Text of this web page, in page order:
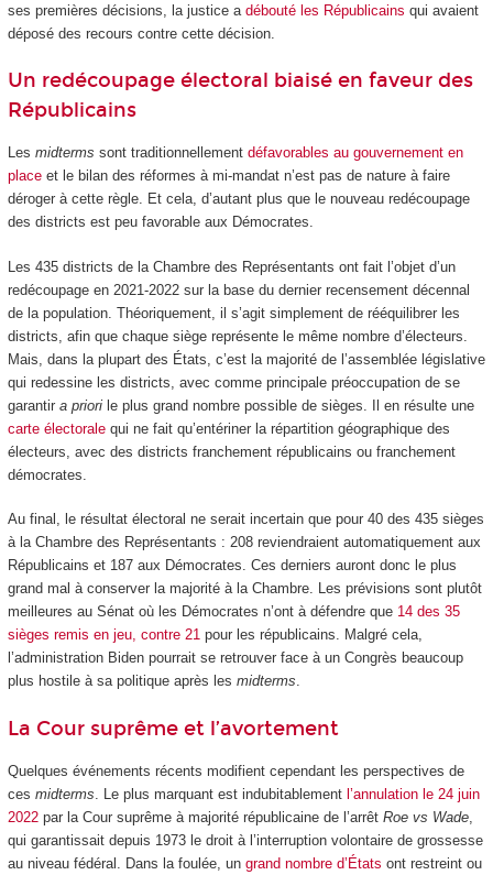
ses premières décisions, la justice a débouté les Républicains qui avaient
déposé des recours contre cette décision.
Un redécoupage électoral biaisé en faveur des
Républicains
Les midterms sont traditionnellement défavorables au gouvernement en
placeet le bilan des réformes à mi-mandat n’est pas de nature à faire
déroger à cette règle. Et cela, d’autant plus que le nouveau redécoupage
des districts est peu favorable aux Démocrates.
Les 435 districts de la Chambre des Représentants ont fait l’objet d’un
redécoupage en 2021-2022 sur la base du dernier recensement décennal
de la population. Théoriquement, il s’agit simplement de rééquilibrer les
districts, afin que chaque siège représente le même nombre d’électeurs.
Mais, dans la plupart des États, c’est la majorité de l’assemblée législative
qui redessine les districts, avec comme principale préoccupation de se
garantir a priorile plus grand nombre possible de sièges. Il en résulte une
carte électoralequi ne fait qu’entériner la répartition géographique des
électeurs, avec des districts franchement républicains ou franchement
démocrates.
Au final, le résultat électoral ne serait incertain que pour 40 des 435 sièges
à la Chambre des Représentants : 208 reviendraient automatiquement aux
Républicains et 187 aux Démocrates. Ces derniers auront donc le plus
grand mal à conserver la majorité à la Chambre. Les prévisions sont plutôt
meilleures au Sénat où les Démocrates n’ont à défendre que 14 des 35
sièges remis en jeu, contre 21pour les républicains. Malgré cela,
l’administration Biden pourrait se retrouver face à un Congrès beaucoup
plus hostile à sa politique après les midterms.
La Cour suprême et l’avortement
Quelques événements récents modifient cependant les perspectives de
ces midterms. Le plus marquant est indubitablement l’annulation le 24 juin
2022par la Cour suprême à majorité républicaine de l’arrêt Roe vs Wade,
qui garantissait depuis 1973 le droit à l’interruption volontaire de grossesse
au niveau fédéral. Dans la foulée, un grand nombre d’États ont restreint ou